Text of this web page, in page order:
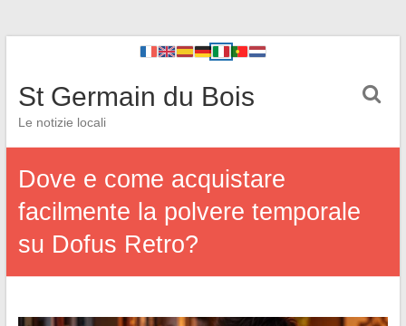
St Germain du Bois
Le notizie locali
Dove e come acquistare
facilmente la polvere temporale
su Dofus Retro?